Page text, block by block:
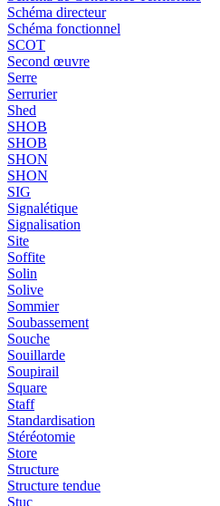
Schéma directeur
Schéma fonctionnel
SCOT
Second œuvre
Serre
Serrurier
Shed
SHOB
SHOB
SHON
SHON
SIG
Signalétique
Signalisation
Site
Soffite
Solin
Solive
Sommier
Soubassement
Souche
Souillarde
Soupirail
Square
Staff
Standardisation
Stéréotomie
Store
Structure
Structure tendue
Stuc